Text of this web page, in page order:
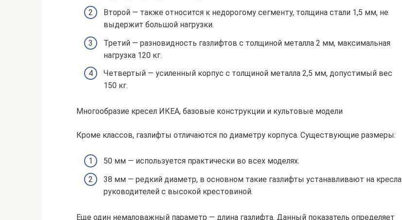
Второй — также относится к недорогому сегменту, толщина стали 1,5 мм, не
выдержит большой нагрузки.
Третий — разновидность газлифтов с толщиной металла 2 мм, максимальная
нагрузка 120 кг.
Четвертый — усиленный корпус с толщиной металла 2,5 мм, допустимый вес
150 кг.
Многообразие кресел ИКЕА, базовые конструкции и культовые модели
Кроме классов, газлифты отличаются по диаметру корпуса. Существующие размеры:
50 мм — используется практически во всех моделях.
38 мм — редкий диаметр, в основном такие газлифты устанавливают на кресла
руководителей с высокой крестовиной.
Еще один немаловажный параметр — длина газлифта. Данный показатель определяет